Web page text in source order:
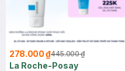
278.000 ₫445.000 ₫
La Roche-Posay